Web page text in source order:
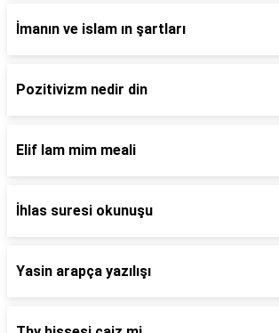
İmanın ve islam ın şartları
Pozitivizm nedir din
Elif lam mim meali
İhlas suresi okunuşu
Yasin arapça yazılışı